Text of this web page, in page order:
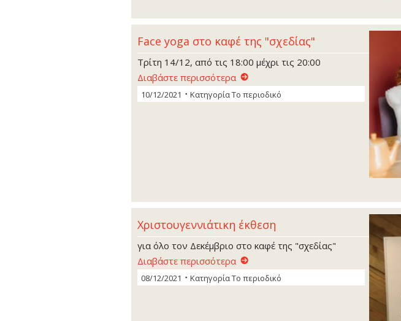
Face yoga στο καφέ της "σχεδίας"
Τρίτη 14/12, από τις 18:00 μέχρι τις 20:00
Διαβάστε περισσότερα
10/12/2021 ΚατηγορίαΤο περιοδικό
Χριστουγεννιάτικη έκθεση
για όλο τον Δεκέμβριο στο καφέ της "σχεδίας"
Διαβάστε περισσότερα
08/12/2021 ΚατηγορίαΤο περιοδικό